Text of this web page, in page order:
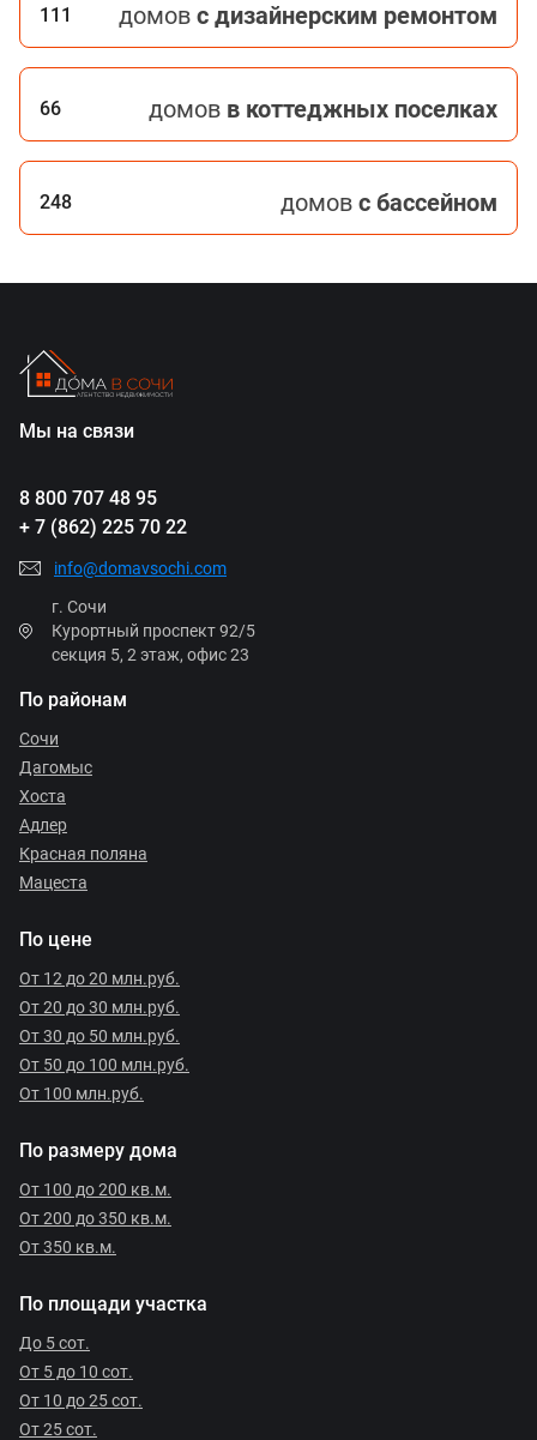
111 домов с дизайнерским ремонтом
66 домов в коттеджных поселках
248 домов с бассейном
Мы на связи
8 800 707 48 95
+ 7 (862) 225 70 22
info@domavsochi.com
г. Сочи
Курортный проспект 92/5
секция 5, 2 этаж, офис 23
По районам
Сочи
Дагомыс
Хоста
Адлер
Красная поляна
Мацеста
По цене
От 12 до 20 млн.руб.
От 20 до 30 млн.руб.
От 30 до 50 млн.руб.
От 50 до 100 млн.руб.
От 100 млн.руб.
По размеру дома
От 100 до 200 кв.м.
От 200 до 350 кв.м.
От 350 кв.м.
По площади участка
До 5 сот.
От 5 до 10 сот.
От 10 до 25 сот.
От 25 сот.